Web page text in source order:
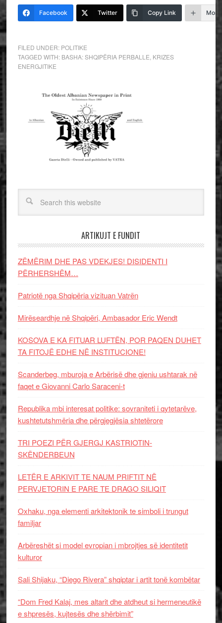
Facebook Twitter Copy Link More
FILED UNDER: POLITIKE
TAGGED WITH: BASHA: SHQIPËRIA PERBALLE KRIZES
ENERGJITIKE
ARTIKUJT E FUNDIT
ZËMËRIM DHE PAS VDEKJES! DISIDENTI I
PËRHERSHËM…
Patriotë nga Shqipëria vizituan Vatrën
Mirëseardhje në Shqipëri, Ambasador Eric Wendt
KOSOVA E KA FITUAR LUFTËN, POR PAQEN DUHET
TA FITOJË EDHE NË INSTITUCIONE!
Scanderbeg, mburoja e Arbërisë dhe gjeniu ushtarak në
faqet e Giovanni Carlo Saraceni-t
Republika mbi interesat politike: sovraniteti i qytetarëve,
kushtetutshmëria dhe përgjegjësia shtetërore
TRI POEZI PËR GJERGJ KASTRIOTIN-
SKËNDERBEUN
LETËR E ARKIVIT TE NAUM PRIFTIT NË
PERVJETORIN E PARE TE DRAGO SILIQIT
Oxhaku, nga elementi arkitektonik te simboli i trungut
familjar
Arbëreshët si model evropian i mbrojtjes së identitetit
kulturor
Sali Shijaku, “Diego Rivera” shqiptar i artit tonë kombëtar
“Dom Fred Kalaj, mes altarit dhe atdheut si hermeneutikë
e shpresës, kujtesës dhe shërbimit”